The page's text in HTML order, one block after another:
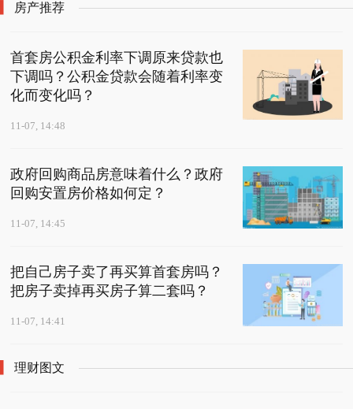
房产推荐
首套房公积金利率下调原来贷款也
下调吗？公积金贷款会随着利率变
化而变化吗？
11-07, 14:48
政府回购商品房意味着什么？政府
回购安置房价格如何定？
11-07, 14:45
把自己房子卖了再买算首套房吗？
把房子卖掉再买房子算二套吗？
11-07, 14:41
理财图文